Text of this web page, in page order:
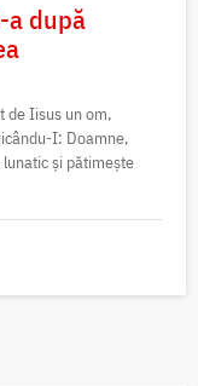
a după
de Iisus un om,
I: Doamne,
și pătimește